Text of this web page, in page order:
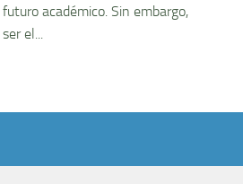
académico. Sin embargo,
el...